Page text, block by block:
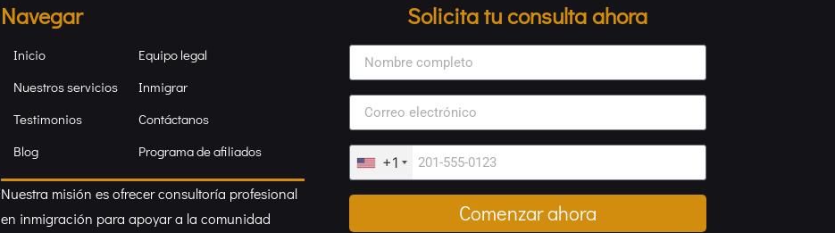
Navegar
Inicio
Nuestros servicios
Testimonios
Blog
Equipo legal
Inmigrar
Contáctanos
Programa de afiliados
Nuestra misión es ofrecer consultoría profesional
en inmigración para apoyar a la comunidad
Solicita tu consulta ahora
+1
Comenzar ahora